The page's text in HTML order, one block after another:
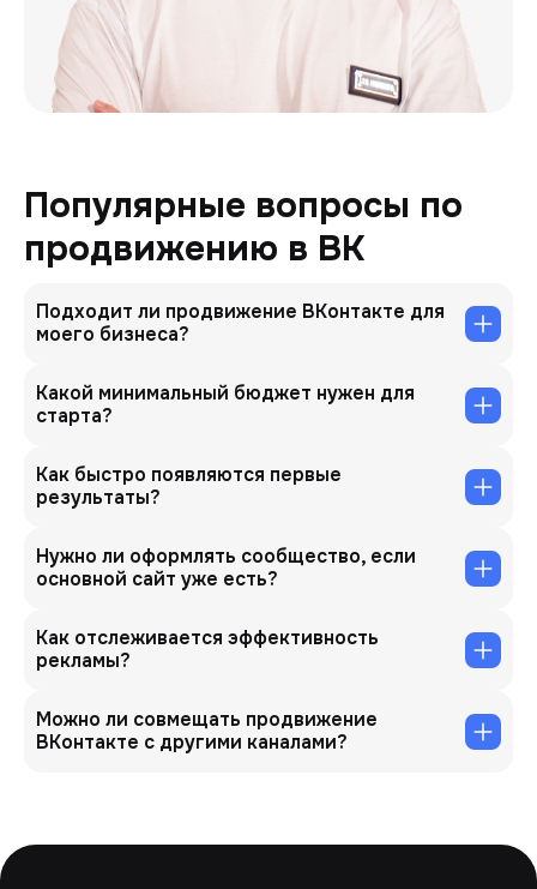
Популярные вопросы по
продвижению в ВК
Подходит ли продвижение ВКонтакте для
моего бизнеса?
Какой минимальный бюджет нужен для
старта?
Как быстро появляются первые
результаты?
Нужно ли оформлять сообщество, если
основной сайт уже есть?
Как отслеживается эффективность
рекламы?
Можно ли совмещать продвижение
ВКонтакте с другими каналами?